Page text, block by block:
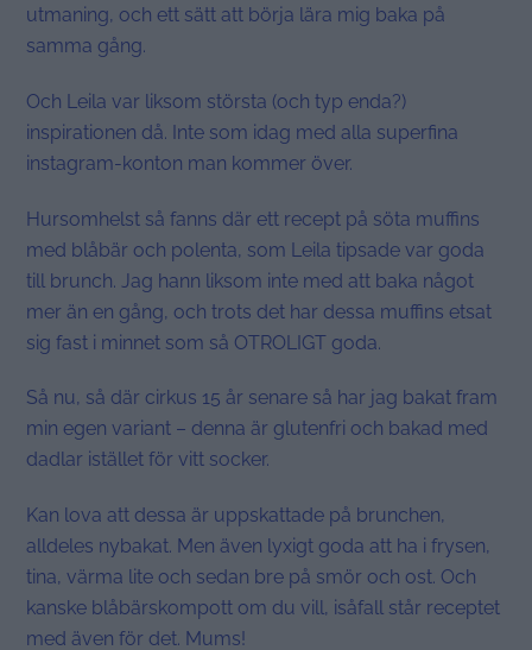
utmaning, och ett sätt att börja lära mig baka på
samma gång.
Och Leila var liksom största (och typ enda?)
inspirationen då. Inte som idag med alla superfina
instagram-konton man kommer över.
Hursomhelst så fanns där ett recept på söta muffins
med blåbär och polenta, som Leila tipsade var goda
till brunch. Jag hann liksom inte med att baka något
mer än en gång, och trots det har dessa muffins etsat
sig fast i minnet som så OTROLIGT goda.
Så nu, så där cirkus 15 år senare så har jag bakat fram
min egen variant – denna är glutenfri och bakad med
dadlar istället för vitt socker.
Kan lova att dessa är uppskattade på brunchen,
alldeles nybakat. Men även lyxigt goda att ha i frysen,
tina, värma lite och sedan bre på smör och ost. Och
kanske blåbärskompott om du vill, isåfall står receptet
med även för det. Mums!